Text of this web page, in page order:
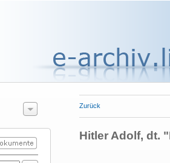
Zurück
Hitler Adolf, dt.